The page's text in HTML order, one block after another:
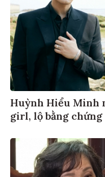
Huỳnh Hiểu Minh
girl, lộ bằng